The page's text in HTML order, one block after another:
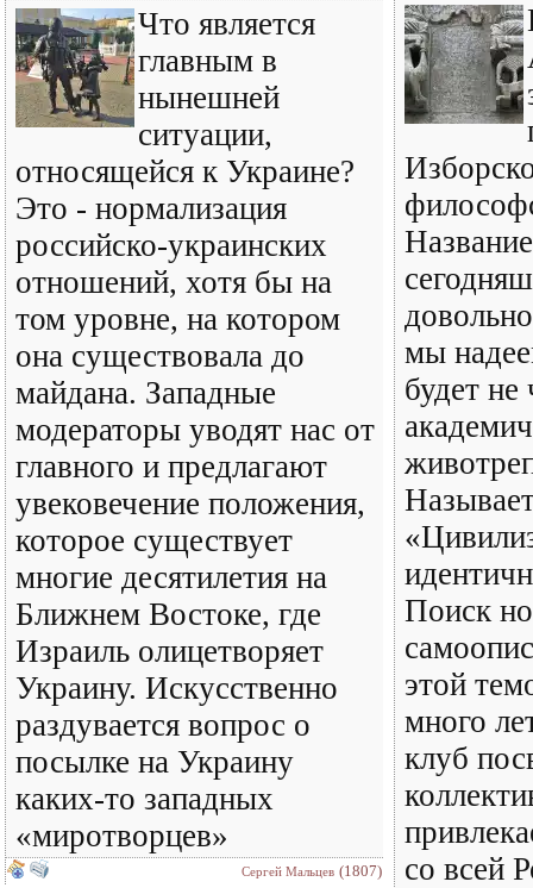
Что является
главным в
нынешней
ситуации,
относящейся к Украине?
Это - нормализация
российско-украинских
отношений, хотя бы на
том уровне, на котором
она существовала до
майдана. Западные
модераторы уводят нас от
главного и предлагают
увековечение положения,
которое существует
многие десятилетия на
Ближнем Востоке, где
Израиль олицетворяет
Украину. Искусственно
раздувается вопрос о
посылке на Украину
каких-то западных
«миротворцев»
Сергей Мальцев (1807)
мы
будет не
Поиск
этой
много
клуб
со всей